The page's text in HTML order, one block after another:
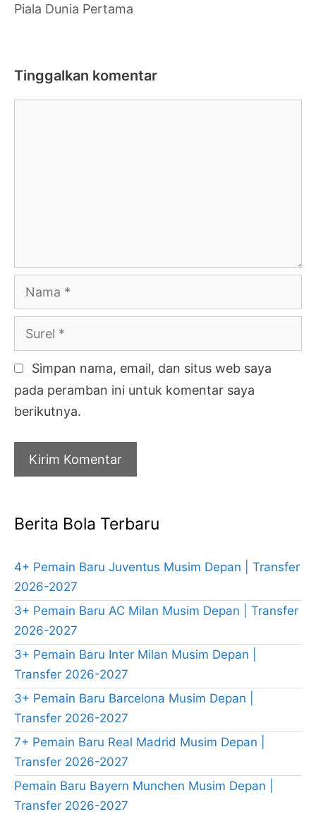
Piala Dunia Pertama
Tinggalkan komentar
Nama
Surel
Simpan nama, email, dan situs web saya
pada peramban ini untuk komentar saya
berikutnya.
Berita Bola Terbaru
4+ Pemain Baru Juventus Musim Depan | Transfer
2026-2027
3+ Pemain Baru AC Milan Musim Depan | Transfer
2026-2027
3+ Pemain Baru Inter Milan Musim Depan |
Transfer 2026-2027
3+ Pemain Baru Barcelona Musim Depan |
Transfer 2026-2027
7+ Pemain Baru Real Madrid Musim Depan |
Transfer 2026-2027
Pemain Baru Bayern Munchen Musim Depan |
Transfer 2026-2027